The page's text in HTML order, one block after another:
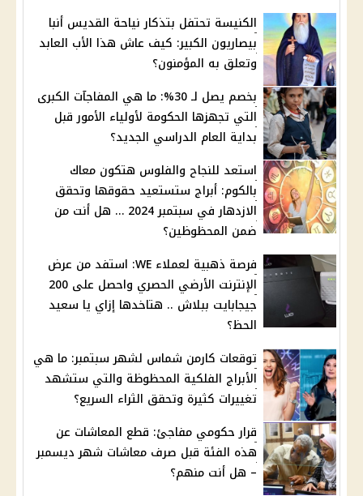
الكنيسة تحتفل بتذكار نياحة القديس أنبا
بيصاريون الكبير: كيف عاش هذا الأب العابد
وتعلق به المؤمنون؟
بخصم يصل لـ 30%: ما هي المفاجآت الكبرى
التي تجهزها الحكومة لأولياء الأمور قبل
بداية العام الدراسي الجديد؟
استعد للنجاح والفلوس هتكون معاك
بالكوم: أبراج ستستعيد حقوقها وتحقق
الازدهار في سبتمبر 2024 … هل أنت من
ضمن المحظوظين؟
فرصة ذهبية لعملاء WE: استفد من عرض
الإنترنت الأرضي الحصري واحصل على 200
جيجابايت ببلاش .. هتاخدها إزاي يا سعيد
الحظ؟
توقعات كارمن شماس لشهر سبتمبر: ما هي
الأبراج الفلكية المحظوظة والتي ستشهد
تغييرات كثيرة وتحقق الثراء السريع؟
قرار حكومي مفاجئ: قطع المعاشات عن
هذه الفئة قبل صرف معاشات شهر ديسمبر
– هل أنت منهم؟